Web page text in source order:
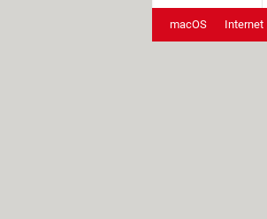
macOS Internet